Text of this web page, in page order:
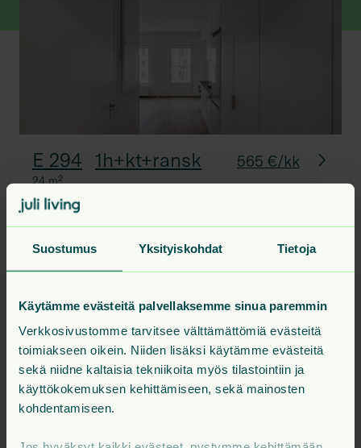
Suostumus Yksityiskohdat Tietoja
Käytämme evästeitä palvellaksemme sinua paremmin
Verkkosivustomme tarvitsee välttämättömiä evästeitä
toimiakseen oikein. Niiden lisäksi käytämme evästeitä
sekä niidne kaltaisia tekniikoita myös tilastointiin ja
käyttökokemuksen kehittämiseen, sekä mainosten
kohdentamiseen.
E 294 1h+kt+ransk
24m²
565 €/kk
E 257 2h+kt+vh+p m² 2. krs 720 €
E 248 2h+kt+p 45.5 m² 1. krs 785 €
Kaikki talon vapaat asunnot